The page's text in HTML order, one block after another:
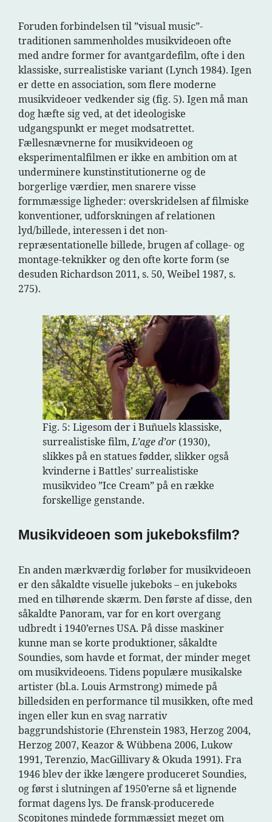
Foruden forbindelsen til ”visual music”-
traditionen sammenholdes musikvideoen ofte
med andre former for avantgardefilm, ofte i den
klassiske, surrealistiske variant (Lynch 1984). Igen
er dette en association, som flere moderne
musikvideoer vedkender sig (fig. 5). Igen må man
dog hæfte sig ved, at det ideologiske
udgangspunkt er meget modsatrettet.
Fællesnævnerne for musikvideoen og
eksperimentalfilmen er ikke en ambition om at
underminere kunstinstitutionerne og de
borgerlige værdier, men snarere visse
formmæssige ligheder: overskridelsen af filmiske
konventioner, udforskningen af relationen
lyd/billede, interessen i det non-
repræsentationelle billede, brugen af collage- og
montage-teknikker og den ofte korte form (se
desuden Richardson 2011, s. 50, Weibel 1987, s.
275).
Fig. 5: Ligesom der i Buñuels klassiske,
surrealistiske film,L’age d’or (1930),
slikkes på en statues fødder, slikker også
kvinderne i Battles’ surrealistiske
musikvideo ”Ice Cream” på en række
forskellige genstande.
Musikvideoen som jukeboksfilm?
En anden mærkværdig forløber for musikvideoen
er den såkaldte visuelle jukeboks – en jukeboks
med en tilhørende skærm. Den første af disse, den
såkaldte Panoram, var for en kort overgang
udbredt i 1940’ernes USA. På disse maskiner
kunne man se korte produktioner, såkaldte
Soundies, som havde et format, der minder meget
om musikvideoens. Tidens populære musikalske
artister (bl.a. Louis Armstrong) mimede på
billedsiden en performance til musikken, ofte med
ingen eller kun en svag narrativ
baggrundshistorie (Ehrenstein 1983, Herzog 2004,
Herzog 2007, Keazor & Wübbena 2006, Lukow
1991, Terenzio, MacGillivary & Okuda 1991). Fra
1946 blev der ikke længere produceret Soundies,
og først i slutningen af 1950’erne så et lignende
format dagens lys. De fransk-producerede
Scopitones mindede formmæssigt meget om